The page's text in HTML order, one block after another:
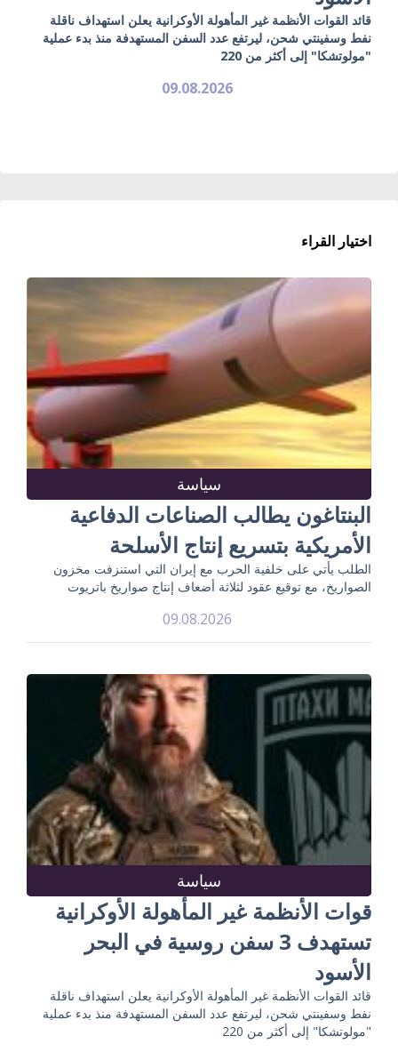
قائد القوات الأنظمة غير المأهولة الأوكرانية يعلن استهداف ناقلة
نفط وسفينتي شحن، ليرتفع عدد السفن المستهدفة منذ بدء عملية
"مولوتشكا" إلى أكثر من 220
09.08.2026
اختيار القراء
سياسة
البنتاغون يطالب الصناعات الدفاعية
الأمريكية بتسريع إنتاج الأسلحة
الطلب يأتي على خلفية الحرب مع إيران التي استنزفت مخزون
الصواريخ، مع توقيع عقود لثلاثة أضعاف إنتاج صواريخ باتريوت
09.08.2026
سياسة
قوات الأنظمة غير المأهولة الأوكرانية
تستهدف 3 سفن روسية في البحر
الأسود
قائد القوات الأنظمة غير المأهولة الأوكرانية يعلن استهداف ناقلة
نفط وسفينتي شحن، ليرتفع عدد السفن المستهدفة منذ بدء عملية
"مولوتشكا" إلى أكثر من 220